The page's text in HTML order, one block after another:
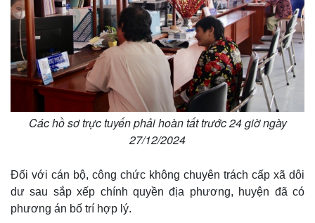
Các hồ sơ trực tuyến phải hoàn tất trước 24 giờ ngày
27/12/2024
Đối với cán bộ, công chức không chuyên trách cấp xã dôi
dư sau sắp xếp chính quyền địa phương, huyện đã có
phương án bố trí hợp lý.